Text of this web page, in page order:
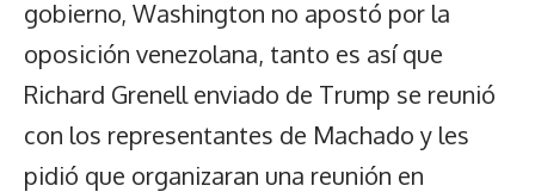
gobierno, Washington no apostó por la
oposición venezolana, tanto es así que
Richard Grenell enviado de Trump se reunió
con los representantes de Machado y les
pidió que organizaran una reunión en